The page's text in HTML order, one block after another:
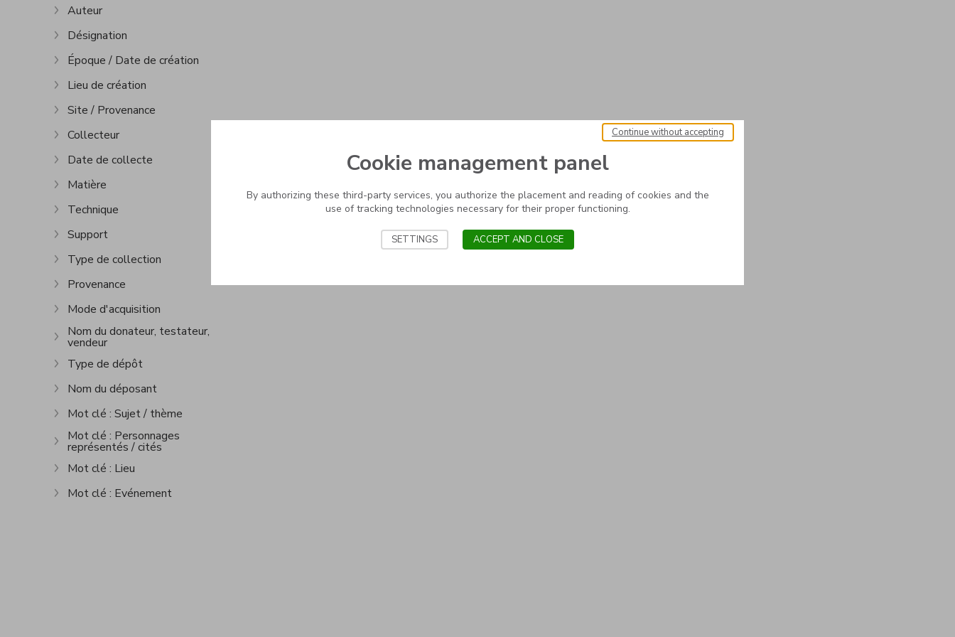
Show more
Auteur
Show more
Désignation
Show more
Époque / Date de création
Show more
Lieu de création
Show more
Site / Provenance
Show more
Collecteur
Show more
Date de collecte
Show more
Matière
Show more
Technique
Show more
Support
Show more
Type de collection
Show more
Provenance
Show more
Mode d'acquisition
Show more
Nom du donateur, testateur,
vendeur
Show more
Type de dépôt
Show more
Nom du déposant
Show more
Mot clé : Sujet / thème
Show more
Mot clé : Personnages
représentés / cités
Show more
Mot clé : Lieu
Show more
Mot clé : Evénement
Cookie management panel
By authorizing these third-party services, you authorize the placement and reading of cookies and the
use of tracking technologies necessary for their proper functioning.
Continue without accepting
SETTINGS ACCEPT AND CLOSE